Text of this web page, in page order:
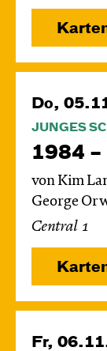
Do,
JUNGES
1984 –
von Kim
George
Central 1
Fr,